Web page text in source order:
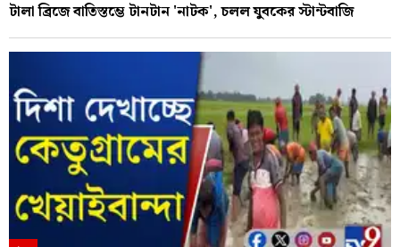
টালা ব্রিজে বাতিস্তম্ভে টানটান 'নাটক', চলল যুবকের স্টান্টবাজি